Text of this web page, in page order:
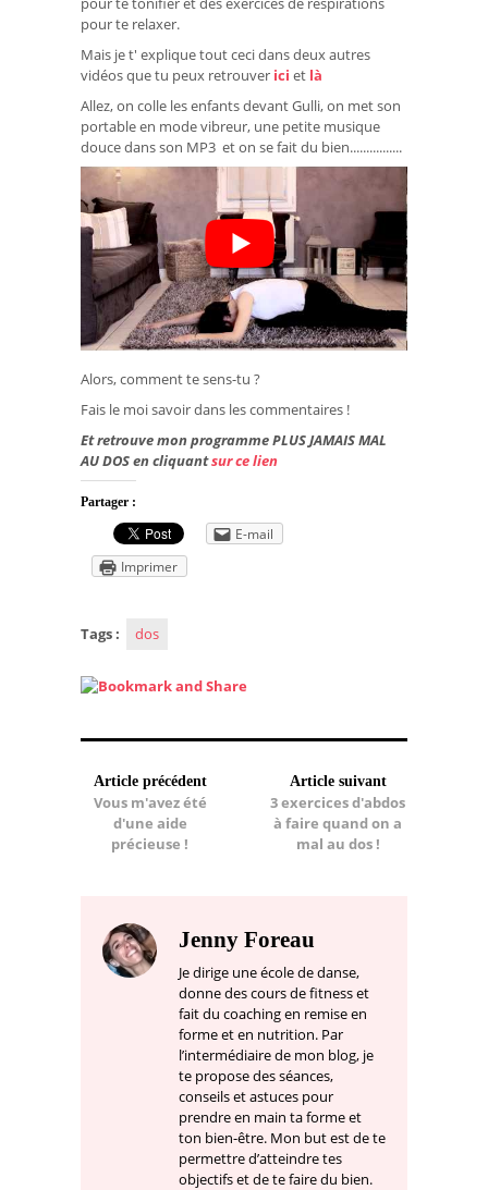
pour te relaxer.
Mais je t' explique tout ceci dans deux autres
vidéos que tu peux retrouver ici et là
Allez, on colle les enfants devant Gulli, on met son
portable en mode vibreur, une petite musique
douce dans son MP3 et on se fait du bien................
Alors, comment te sens-tu ?
Fais le moi savoir dans les commentaires !
Et retrouve mon programme PLUS JAMAIS MAL
AU DOS en cliquantsur ce lien
Partager :
E-mail
Imprimer
Tags : dos
Article précédent
Vous m'avez été
d'une aide
précieuse !
Article suivant
3 exercices d'abdos
à faire quand on a
mal au dos !
Jenny Foreau
Je dirige une école de danse,
donne des cours de fitness et
fait du coaching en remise en
forme et en nutrition. Par
l’intermédiaire de mon blog, je
te propose des séances,
conseils et astuces pour
prendre en main ta forme et
ton bien-être. Mon but est de te
permettre d’atteindre tes
objectifs et de te faire du bien.